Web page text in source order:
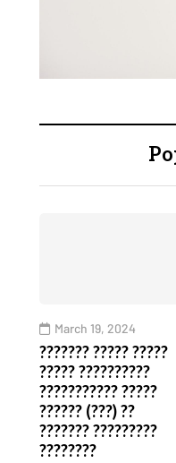
March 19, 2024
??????? ????? ?????
????? ??????????
??????????? ?????
?????? (???) ??
??????? ?????????
????????